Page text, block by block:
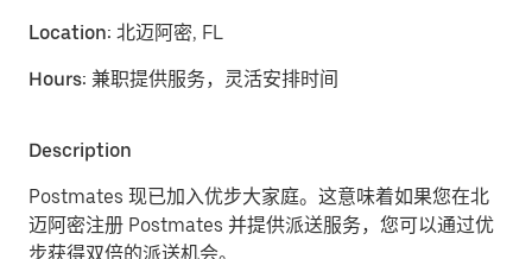
Location: 北迈阿密, FL
Hours: 兼职提供服务，灵活安排时间
Description
Postmates 现已加入优步大家庭。这意味着如果您在北
迈阿密注册 Postmates 并提供派送服务，您可以通过优
步获得双倍的派送机会。